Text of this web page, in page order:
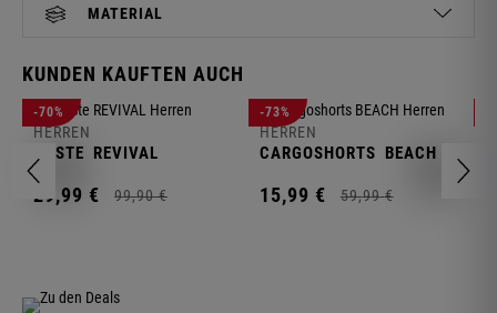
MATERIAL
KUNDEN KAUFTEN AUCH
-70%
HERREN
WESTE REVIVAL
29,99 € 99,90 €
-73%
HERREN
CARGOSHORTS BEACH
15,99 € 59,99 €